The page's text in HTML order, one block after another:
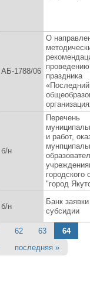
АБ-1788/06
О
проведению
праздника
б/н
Перечень
и работ,
городского
"город
б/н
Банк
субсидии
62 63
64
последняя »